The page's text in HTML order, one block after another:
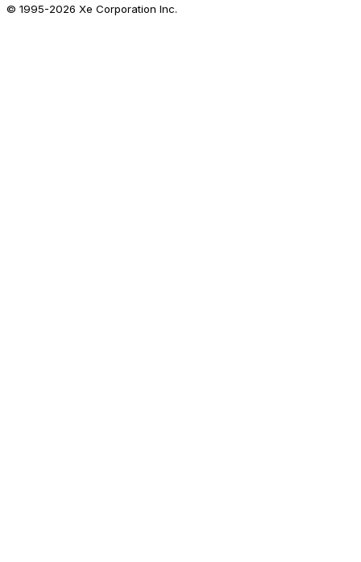
© 1995-2026 Xe Corporation Inc.